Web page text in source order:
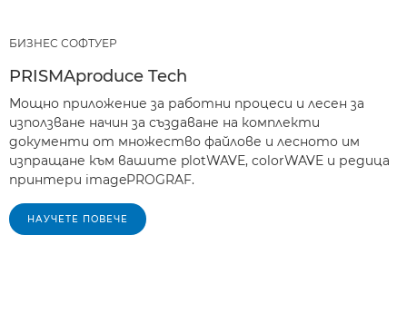
БИЗНЕС СОФТУЕР
PRISMAproduce Tech
Мощно приложение за работни процеси и лесен за
използване начин за създаване на комплекти
документи от множество файлове и лесното им
изпращане към вашите plotWAVE, colorWAVE и редица
принтери imagePROGRAF.
НАУЧЕТЕ ПОВЕЧЕ